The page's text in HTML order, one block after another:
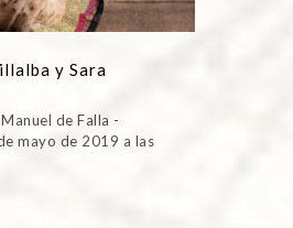
y Sara
de Falla -
mayo de 2019 a las